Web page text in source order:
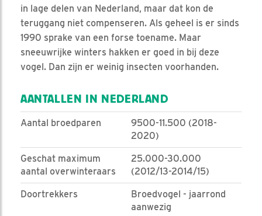
in lage delen van Nederland, maar dat kon de
teruggang niet compenseren. Als geheel is er sinds
1990 sprake van een forse toename. Maar
sneeuwrijke winters hakken er goed in bij deze
vogel. Dan zijn er weinig insecten voorhanden.
AANTALLEN IN NEDERLAND
Aantal broedparen
9500-11.500 (2018-
2020)
Geschat maximum
aantal overwinteraars
25.000-30.000
(2012/13-2014/15)
Doortrekkers
Broedvogel - jaarrond
aanwezig